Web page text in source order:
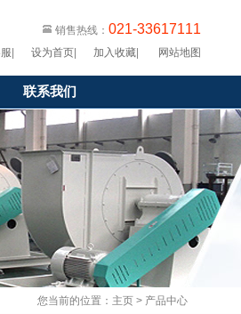
销售热线： 021-33617111
设为首页 加入收藏 网站地图
联系我们
您当前的位置： 主页 > 产品中心